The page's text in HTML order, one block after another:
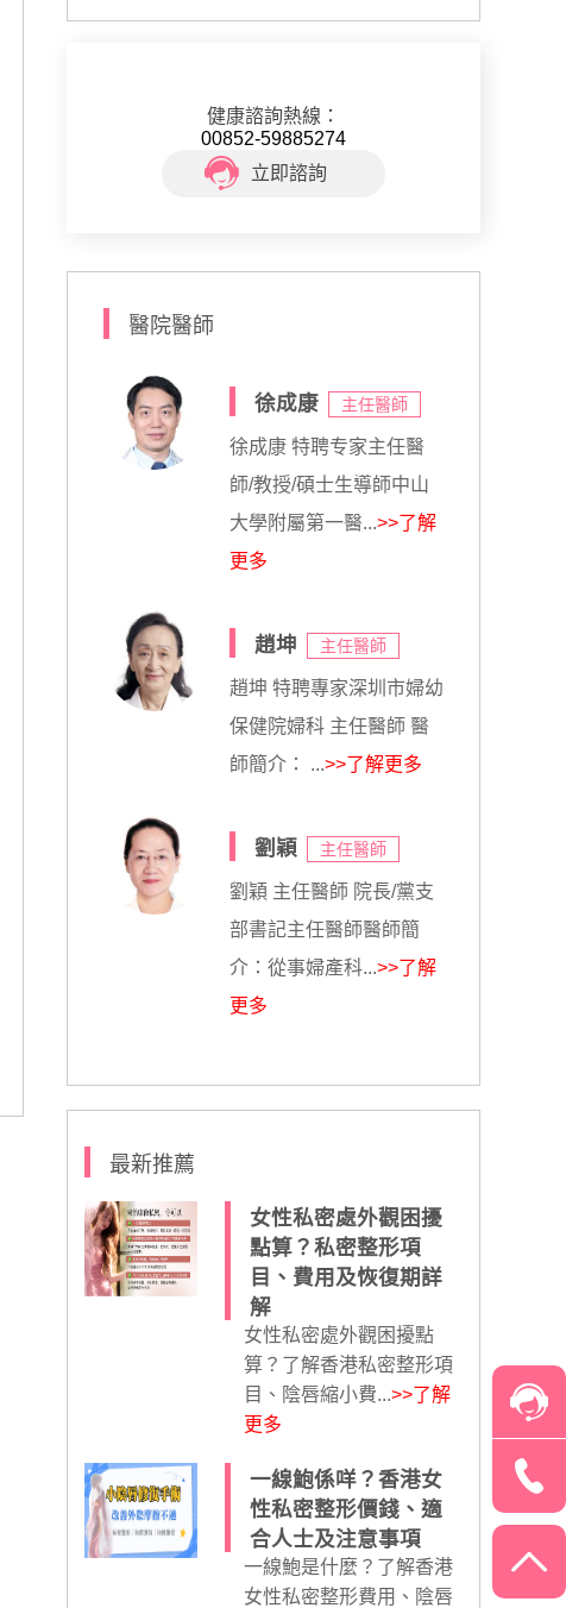
健康諮詢熱線：
00852-59885274
立即諮詢
醫院醫師
徐成康 主任醫師
徐成康 特聘专家主任醫
師/教授/碩士生導師中山
大學附屬第一醫...>>了解
更多
趙坤 主任醫師
趙坤 特聘專家深圳市婦幼
保健院婦科 主任醫師 醫
師簡介： ...>>了解更多
劉穎 主任醫師
劉穎 主任醫師 院長/黨支
部書記主任醫師醫師簡
介：從事婦產科...>>了解
更多
最新推薦
女性私密處外觀困擾
點算？私密整形項
目、費用及恢復期詳
解
女性私密處外觀困擾點
算？了解香港私密整形項
目、陰唇縮小費...>>了解
更多
一線鮑係咩？香港女
性私密整形價錢、適
合人士及注意事項
一線鮑是什麼？了解香港
女性私密整形費用、陰唇